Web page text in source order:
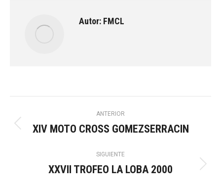
Autor: FMCL
Navegación
entre
publicaciones
ANTERIOR
Publicación
XIV MOTO CROSS GOMEZSERRACIN
SIGUIENTE
Publicación
XXVII TROFEO LA LOBA 2000